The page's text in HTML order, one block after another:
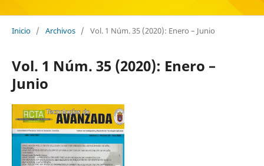
Inicio / Archivos / Vol. 1 Núm. 35 (2020): Enero – Junio
Vol. 1 Núm. 35 (2020): Enero –
Junio